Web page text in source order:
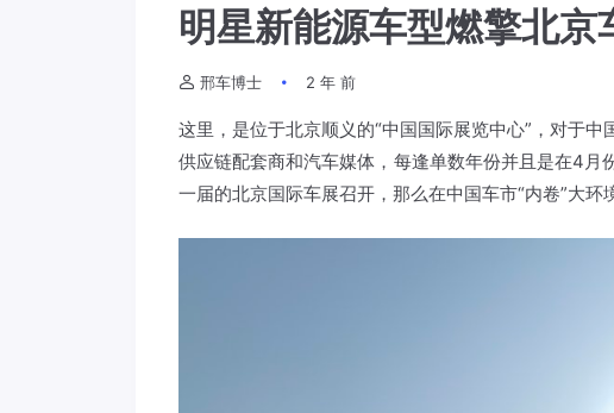
明星新能源车型燃擎北京
邢车博士 2 年 前
这里，是位于北京顺义的“中国国际展览中心”，对于
供应链配套商和汽车媒体，每逢单数年份并且是在4
一届的北京国际车展召开，那么在中国车市“内卷”大